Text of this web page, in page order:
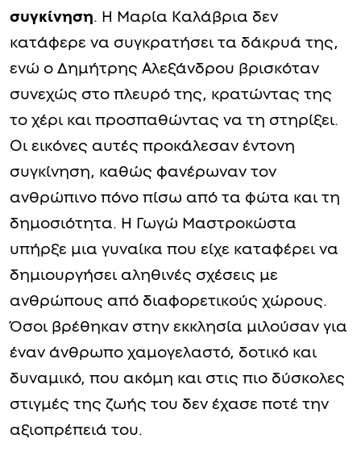
συγκίνηση. Η Μαρία Καλάβρια δεν
κατάφερε να συγκρατήσει τα δάκρυά της,
ενώ ο Δημήτρης Αλεξάνδρου βρισκόταν
συνεχώς στο πλευρό της, κρατώντας της
το χέρι και προσπαθώντας να τη στηρίξει.
Οι εικόνες αυτές προκάλεσαν έντονη
συγκίνηση, καθώς φανέρωναν τον
ανθρώπινο πόνο πίσω από τα φώτα και τη
δημοσιότητα. Η Γωγώ Μαστροκώστα
υπήρξε μια γυναίκα που είχε καταφέρει να
δημιουργήσει αληθινές σχέσεις με
ανθρώπους από διαφορετικούς χώρους.
Όσοι βρέθηκαν στην εκκλησία μιλούσαν για
έναν άνθρωπο χαμογελαστό, δοτικό και
δυναμικό, που ακόμη και στις πιο δύσκολες
στιγμές της ζωής του δεν έχασε ποτέ την
αξιοπρέπειά του.